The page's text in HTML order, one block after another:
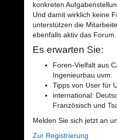
konkreten
Und damit wirklich keine
unterstützen die
ebenfalls aktiv das Forum.
Es erwarten Sie:
Foren-Vielfalt aus
Ingenieurbau uvm.
Tipps von User für
international:
Französisch und
Melden Sie sich jetzt an
Zur Registrierung